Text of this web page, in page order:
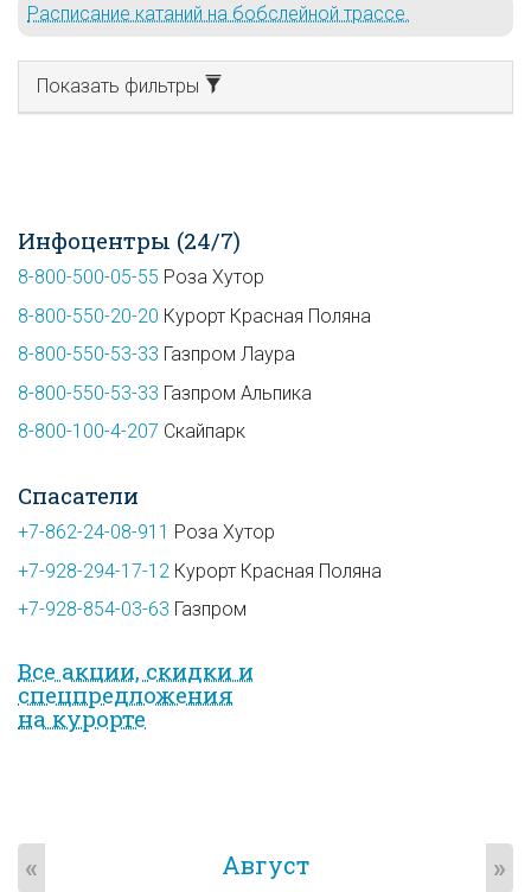
Расписание катаний на бобслейной трассе.
Показать фильтры
Инфоцентры (24/7)
8-800-500-05-55 Роза Хутор
8-800-550-20-20 Курорт Красная Поляна
8-800-550-53-33 Газпром Лаура
8-800-550-53-33 Газпром Альпика
8-800-100-4-207 Скайпарк
Спасатели
+7-862-24-08-911 Роза Хутор
+7-928-294-17-12 Курорт Красная Поляна
+7-928-854-03-63 Газпром
Все акции, скидки и
спец­предложе­ния
на курорте
Август
« »